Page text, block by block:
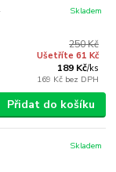
250 Kč
Ušetříte 61 Kč
189 Kč/ks
169 Kč bez DPH
Skladem
Přidat do košíku
Skladem